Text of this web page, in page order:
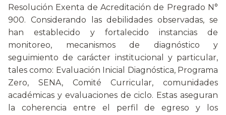
Resolución Exenta de Acreditación de Pregrado N°
900. Considerando las debilidades observadas, se
han establecido y fortalecido instancias de
monitoreo, mecanismos de diagnóstico y
seguimiento de carácter institucional y particular,
tales como: Evaluación Inicial Diagnóstica, Programa
Zero, SENA, Comité Curricular, comunidades
académicas y evaluaciones de ciclo. Estas aseguran
la coherencia entre el perfil de egreso y los